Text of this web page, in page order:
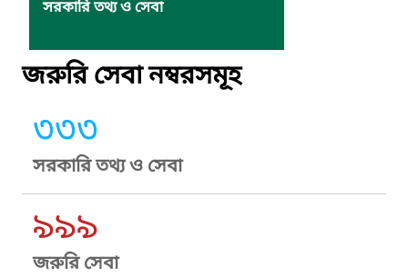
সরকারি তথ্য ও সেবা
জরুরি সেবা নম্বরসমূহ
৩৩৩
সরকারি তথ্য ও সেবা
৯৯৯
জরুরি সেবা